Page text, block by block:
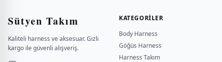
Sütyen Takım
Kaliteli harness ve aksesuar. Gizli
kargo ile güvenli alışveriş.
KATEGORILER
Body Harness
Göğüs Harness
Harness Takım